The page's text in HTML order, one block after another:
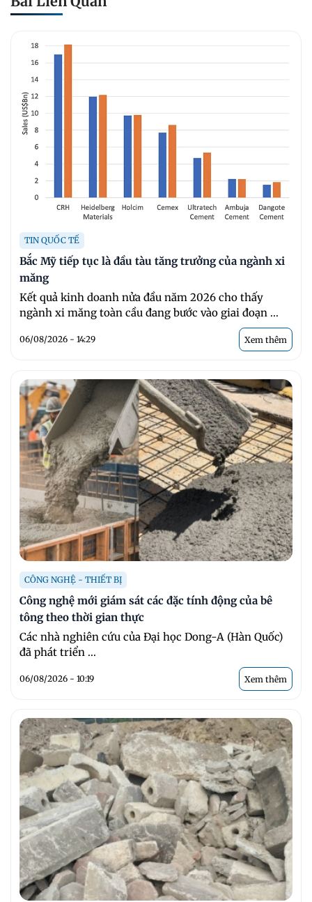
TIN QUỐC TẾ
Bắc Mỹ tiếp tục là đầu tàu tăng trưởng của ngành xi
măng
Kết quả kinh doanh nửa đầu năm 2026 cho thấy
ngành xi măng toàn cầu đang bước vào giai đoạn ...
06/08/2026 - 14:29 Xem thêm
CÔNG NGHỆ - THIẾT BỊ
Công nghệ mới giám sát các đặc tính động của bê
tông theo thời gian thực
Các nhà nghiên cứu của Đại học Dong-A (Hàn Quốc)
đã phát triển ...
06/08/2026 - 10:19 Xem thêm